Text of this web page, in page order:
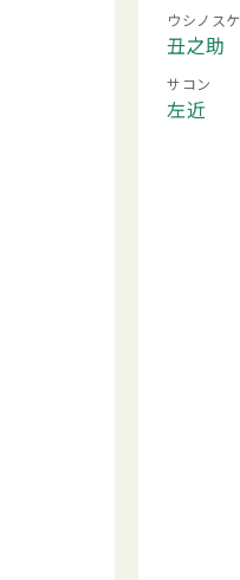
ウシノスケ
丑之助
サコン
左近